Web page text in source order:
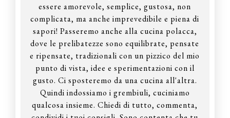
essere amorevole, semplice, gustosa, non
complicata, ma anche imprevedibile e piena di
sapori! Passeremo anche alla cucina polacca,
dove le prelibatezze sono equilibrate, pensate
e ripensate, tradizionali con un pizzico del mio
punto di vista, idee e sperimentazioni con il
gusto. Ci sposteremo da una cucina all'altra.
Quindi indossiamo i grembiuli, cuciniamo
qualcosa insieme. Chiedi di tutto, commenta,